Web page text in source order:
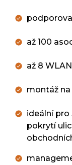
až 100
až 8
montáž
ideální pro
pokrytí